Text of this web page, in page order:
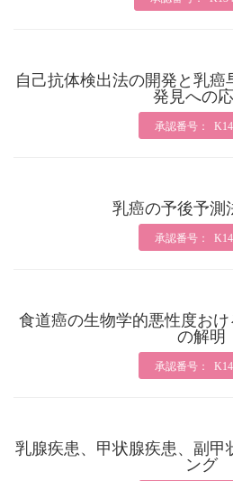
自己抗体検出法の開発と乳癌
発見への
承認番号：
乳癌の予後予測
承認番号：
食道癌の生物学的悪性度おけ
の解明
承認番号：
乳腺疾患、甲状腺疾患、副甲
ング